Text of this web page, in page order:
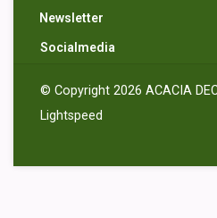
Newsletter
Socialmedia
© Copyright 2026 ACACIA
Lightspeed